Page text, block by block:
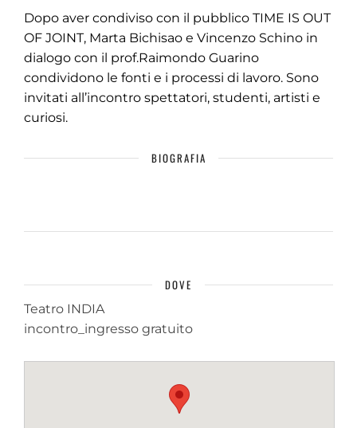
Dopo aver condiviso con il pubblico TIME IS OUT
OF JOINT, Marta Bichisao e Vincenzo Schino in
dialogo con il prof.Raimondo Guarino
condividono le fonti e i processi di lavoro. Sono
invitati all’incontro spettatori, studenti, artisti e
curiosi.
BIOGRAFIA
DOVE
Teatro INDIA
incontro_ingresso gratuito